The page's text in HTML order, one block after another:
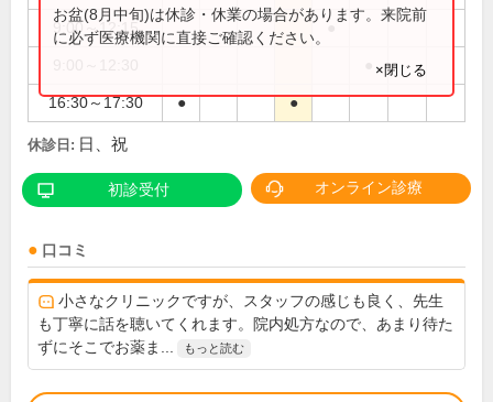
9:00～12:15 ●
16:30～17:30 ● ●
お盆(8月中旬)は休診・休業の場合があります。来院前
に必ず医療機関に直接ご確認ください。
×閉じる
休診日: 日、祝
初診受付 オンライン診療
口コミ
小さなクリニックですが、スタッフの感じも良く、先生
も丁寧に話を聴いてくれます。院内処方なので、あまり待た
ずにそこでお薬ま...
もっと読む